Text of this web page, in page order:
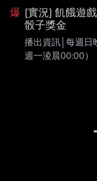
爆 [實況] 飢餓遊
骰子獎金
播出資訊│每週日
週一淩晨